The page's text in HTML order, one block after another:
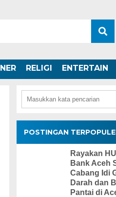
RELIGI ENTERTAIN
POSTINGAN
Rayakan
Bank Aceh
Cabang Idi
Darah dan
Pantai di